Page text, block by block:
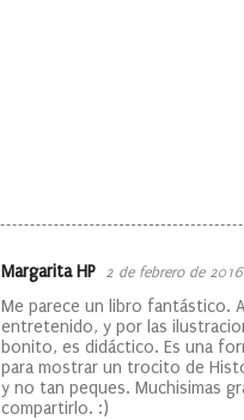
Margarita HP 2 de febrero de
Me parece un libro fantástico.
entretenido, y por las
bonito, es didáctico. Es una
para mostrar un trocito de
y no tan peques. Muchisimas
compartirlo. :)